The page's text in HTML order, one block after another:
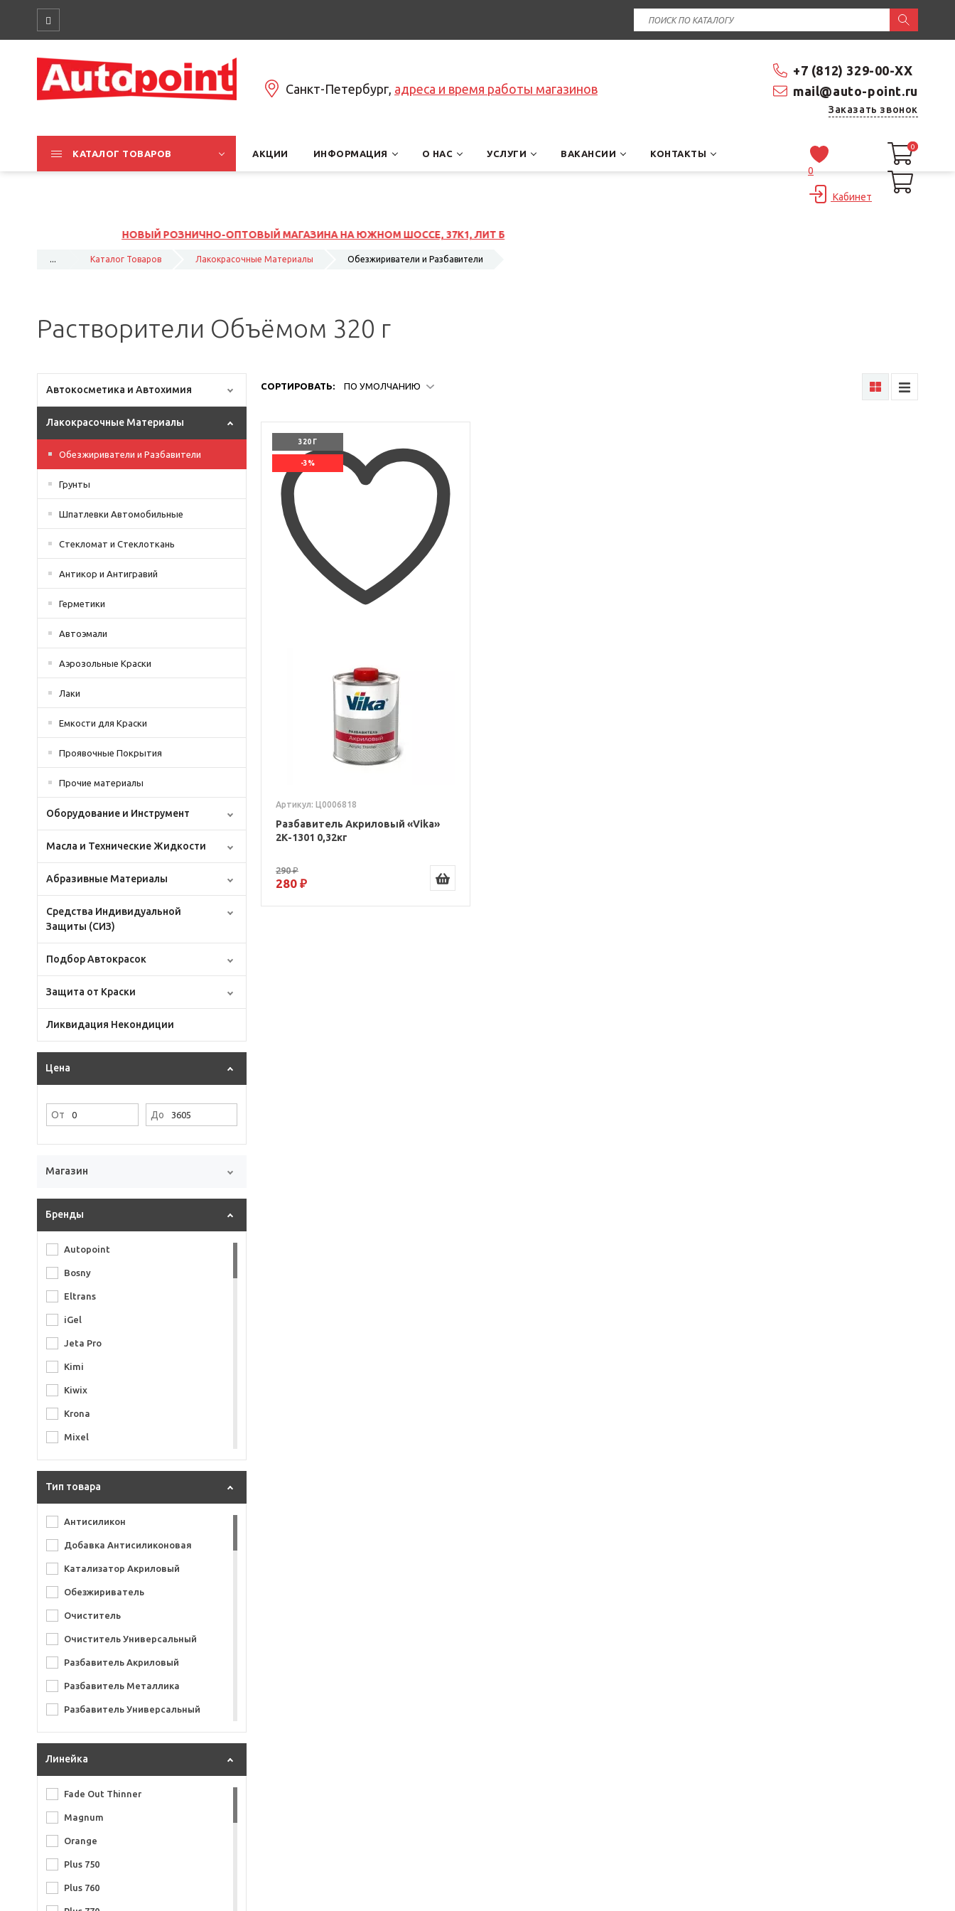
+7 (812) 329-00-XX
mail@auto-point.ru
Заказать звонок
Санкт-Петербург, адреса и время работы магазинов
КАТАЛОГ ТОВАРОВ АКЦИИ ИНФОРМАЦИЯ О НАС УСЛУГИ ВАКАНСИИ КОНТАКТЫ
0
Кабинет
0
0
РОЗНИЧНО-ОПТОВЫЙ МАГАЗИНА НА ЮЖНОМ ШОССЕ, 37К1, ЛИТ Б
... Каталог Товаров Лакокрасочные Материалы Обезжириватели и Разбавители
Растворители Объёмом 320 г
Автокосметика и Автохимия
Лакокрасочные Материалы
Обезжириватели и Разбавители
Грунты
Шпатлевки Автомобильные
Стекломат и Стеклоткань
Антикор и Антигравий
Герметики
Автоэмали
Аэрозольные Краски
Лаки
Емкости для Краски
Проявочные Покрытия
Прочие материалы
Оборудование и Инструмент
Масла и Технические Жидкости
Абразивные Материалы
Средства Индивидуальной
Защиты (СИЗ)
Подбор Автокрасок
Защита от Краски
Ликвидация Некондиции
Цена
От До
Магазин
Бренды
Autopoint
Bosny
Eltrans
iGel
Jeta Pro
Kimi
Kiwix
Krona
Mixel
Novol
Otrix
Тип товара
Антисиликон
Добавка Антисиликоновая
Катализатор Акриловый
Обезжириватель
Очиститель
Очиститель Универсальный
Разбавитель Акриловый
Разбавитель Металлика
Разбавитель Универсальный
Разбавитель Шпатлёвки
Разбавитель для Переходов
Линейка
Fade Out Thinner
Magnum
Orange
Plus 750
Plus 760
СОРТИРОВАТЬ: ПО УМОЛЧАНИЮ
320 Г
-3%
Артикул: Ц0006818
Разбавитель Акриловый «Vika»
2К-1301 0,32кг
290 ₽
280 ₽